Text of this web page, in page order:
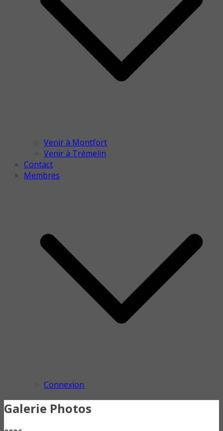
Venir à Montfort
Venir à Trémelin
Contact
Membres
Connexion
Galerie Photos